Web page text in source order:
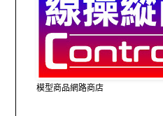
模型商品網路商店